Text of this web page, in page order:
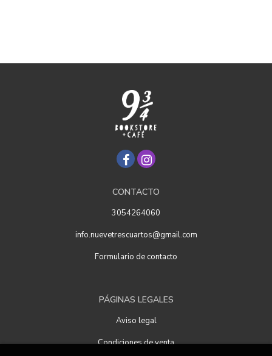
CONTACTO
3054264060
info.nuevetrescuartos@gmail.com
Formulario de contacto
PÁGINAS LEGALES
Aviso legal
Condiciones de venta